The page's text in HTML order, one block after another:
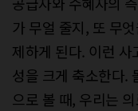
가 무얼 줄지, 또 무
제하게 된다. 이런
성을 크게 축소한다.
으로 볼 때, 우리는